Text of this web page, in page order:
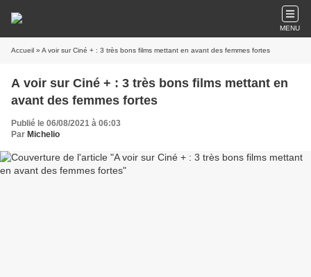
MENU
Accueil » A voir sur Ciné + : 3 très bons films mettant en avant des femmes fortes
A voir sur Ciné + : 3 très bons films mettant en
avant des femmes fortes
Publié le 06/08/2021 à 06:03
Par Michelio